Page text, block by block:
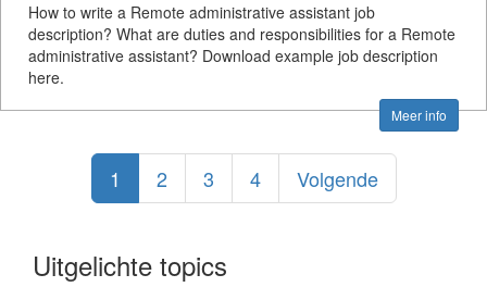
How to write a Remote administrative assistant job
description? What are duties and responsibilities for a Remote
administrative assistant? Download example job description
here.
Meer info
1 2 3 4 Volgende
Uitgelichte topics